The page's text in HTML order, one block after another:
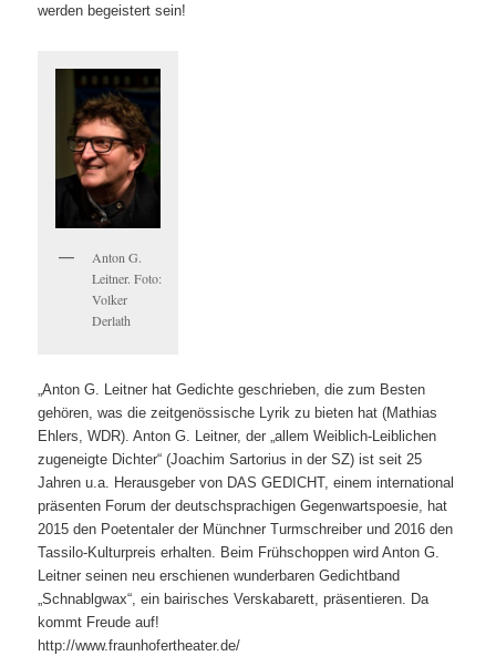
werden begeistert sein!
Anton G.
Leitner. Foto:
Volker
Derlath
„Anton G. Leitner hat Gedichte geschrieben, die zum Besten
gehören, was die zeitgenössische Lyrik zu bieten hat (Mathias
Ehlers, WDR). Anton G. Leitner, der „allem Weiblich-Leiblichen
zugeneigte Dichter“ (Joachim Sartorius in der SZ) ist seit 25
Jahren u.a. Herausgeber von DAS GEDICHT, einem international
präsenten Forum der deutschsprachigen Gegenwartspoesie, hat
2015 den Poetentaler der Münchner Turmschreiber und 2016 den
Tassilo-Kulturpreis erhalten. Beim Frühschoppen wird Anton G.
Leitner seinen neu erschienen wunderbaren Gedichtband
„Schnablgwax“, ein bairisches Verskabarett, präsentieren. Da
kommt Freude auf!
http://www.fraunhofertheater.de/